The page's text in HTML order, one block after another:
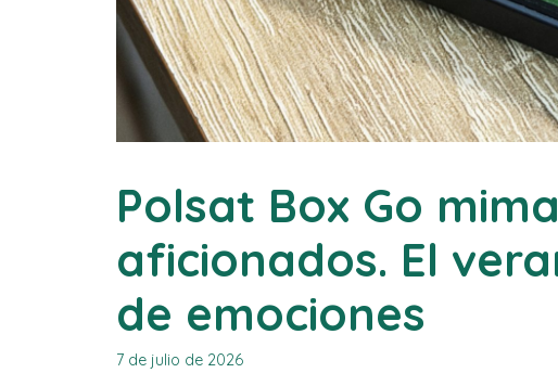
Polsat Box Go
aficionados. El
de emociones
7 de julio de 2026